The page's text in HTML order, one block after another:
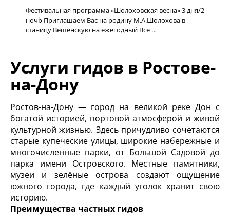
Фестивальная программа «Шолоховская весна» 3 дня/2
ночb Приглашаем Вас на родину М.А.Шолохова в
станицу Вешенскую на ежегодный Все …
Услуги гидов в Ростове-
на-Дону
Ростов-на-Дону — город на великой реке Дон с
богатой историей, портовой атмосферой и живой
культурной жизнью. Здесь причудливо сочетаются
старые купеческие улицы, широкие набережные и
многочисленные парки, от Большой Садовой до
парка имени Островского. Местные памятники,
музеи и зелёные острова создают ощущение
южного города, где каждый уголок хранит свою
историю.
Преимущества частных гидов